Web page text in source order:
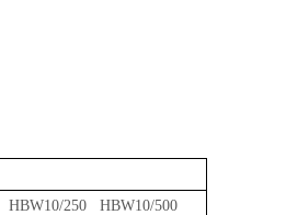
HBW10/250 HBW10/500